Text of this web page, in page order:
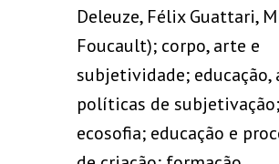
Deleuze, Félix Guattari,
Foucault); corpo, arte e
subjetividade; educação,
políticas de subjetivação;
ecosofia; educação e